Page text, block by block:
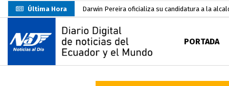
Última Hora CNE habilitará 4.492 recintos electorales para
Abelardo De La Espriella asume la Presidencia de
Sin objeciones la candidatura de Carlos
Más de 3.800 escuelas estarían en riesgo por El
PORTADA